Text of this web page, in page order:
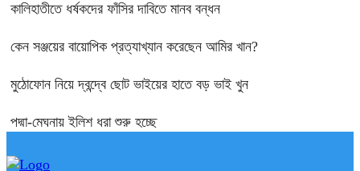
কালিহাতীতে ধর্ষকদের ফাঁসির দাবিতে মানব বন্ধন
কেন সঞ্জয়ের বায়োপিক প্রত্যাখ্যান করেছেন আমির খান?
মুঠোফোন নিয়ে দ্বন্দ্বে ছোট ভাইয়ের হাতে বড় ভাই খুন
পদ্মা-মেঘনায় ইলিশ ধরা শুরু হচ্ছে